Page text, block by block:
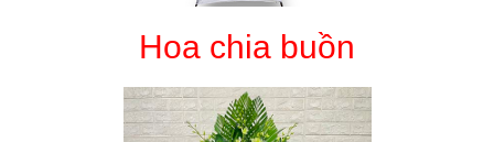
Hoa chia buồn